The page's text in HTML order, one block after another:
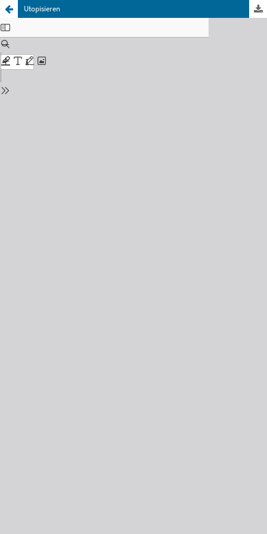
Utopisieren